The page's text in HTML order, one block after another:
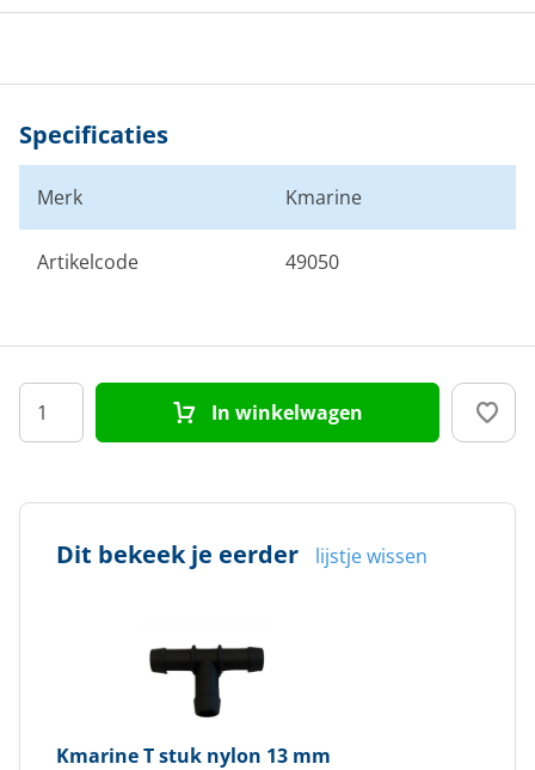
Specificaties
Merk Kmarine
Artikelcode 49050
In winkelwagen
Dit bekeek je eerder lijstje wissen
KmarineT stuk nylon 13 mm